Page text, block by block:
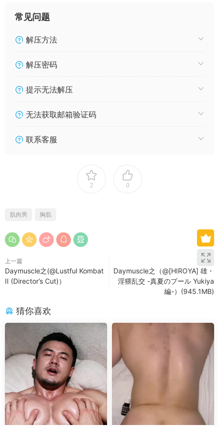
常见问题
解压方法
解压密码
提示无法解压
无法获取邮箱验证码
联系客服
2 0
肌肉男 胸肌
上一篇
Daymuscle之(@Lustful Kombat
II (Director’s Cut)）
下一篇
Daymuscle之（@[HIROYA] 雄・
淫猥乱交 -真夏のプール Yukiya
編-）(945.1MB)
猜你喜欢